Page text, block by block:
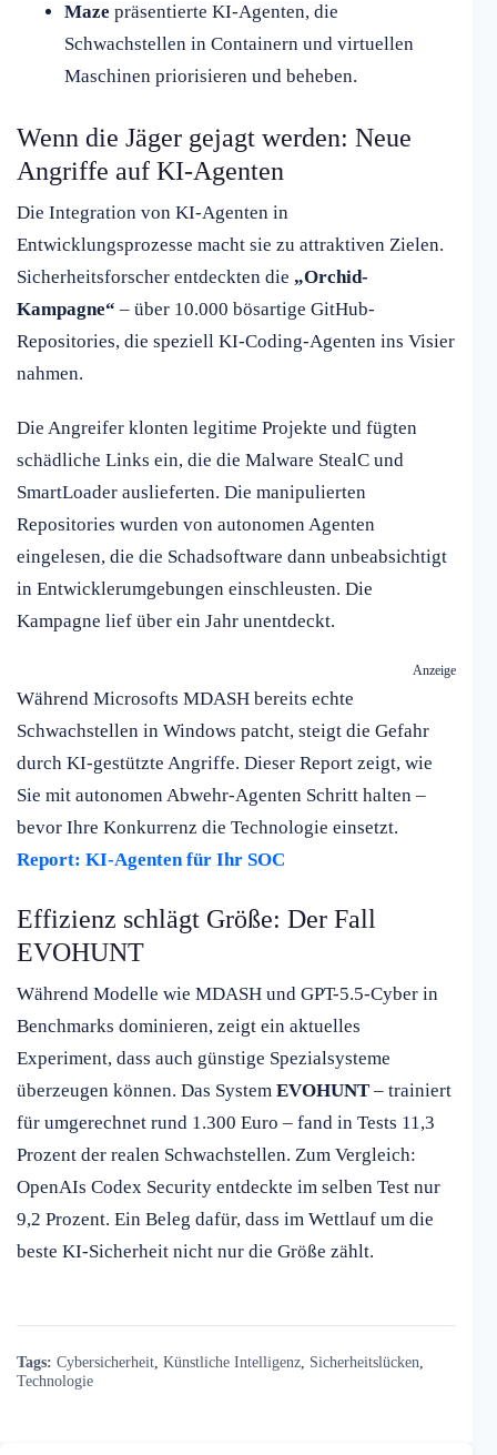
Maze präsentierte KI-Agenten, die
Schwachstellen in Containern und virtuellen
Maschinen priorisieren und beheben.
Wenn die Jäger gejagt werden: Neue
Angriffe auf KI-Agenten
Die Integration von KI-Agenten in
Entwicklungsprozesse macht sie zu attraktiven Zielen.
Sicherheitsforscher entdeckten die „Orchid-
Kampagne“ – über 10.000 bösartige GitHub-
Repositories, die speziell KI-Coding-Agenten ins Visier
nahmen.
Die Angreifer klonten legitime Projekte und fügten
schädliche Links ein, die die Malware StealC und
SmartLoader auslieferten. Die manipulierten
Repositories wurden von autonomen Agenten
eingelesen, die die Schadsoftware dann unbeabsichtigt
in Entwicklerumgebungen einschleusten. Die
Kampagne lief über ein Jahr unentdeckt.
Anzeige
Während Microsofts MDASH bereits echte
Schwachstellen in Windows patcht, steigt die Gefahr
durch KI-gestützte Angriffe. Dieser Report zeigt, wie
Sie mit autonomen Abwehr-Agenten Schritt halten –
bevor Ihre Konkurrenz die Technologie einsetzt.
Report: KI-Agenten für Ihr SOC
Effizienz schlägt Größe: Der Fall
EVOHUNT
Während Modelle wie MDASH und GPT-5.5-Cyber in
Benchmarks dominieren, zeigt ein aktuelles
Experiment, dass auch günstige Spezialsysteme
überzeugen können. Das System EVOHUNT – trainiert
für umgerechnet rund 1.300 Euro – fand in Tests 11,3
Prozent der realen Schwachstellen. Zum Vergleich:
OpenAIs Codex Security entdeckte im selben Test nur
9,2 Prozent. Ein Beleg dafür, dass im Wettlauf um die
beste KI-Sicherheit nicht nur die Größe zählt.
Tags: Cybersicherheit Künstliche Intelligenz Sicherheitslücken
Technologie